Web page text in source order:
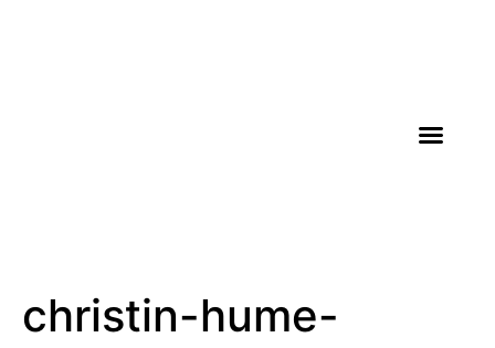
christin-hume-